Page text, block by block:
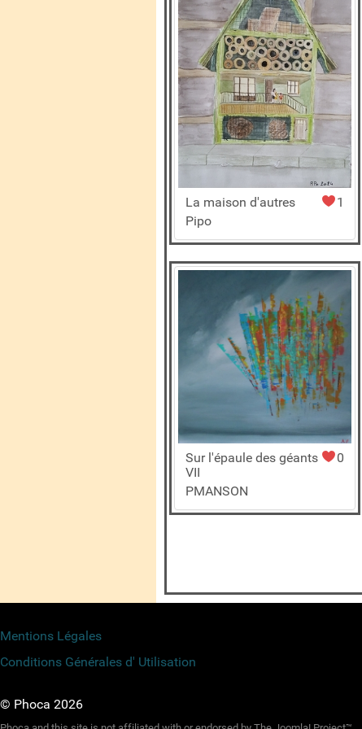
1
La maison d'autres
Pipo
0
Sur l'épaule des géants
VII
PMANSON
Mentions Légales
Conditions Générales d' Utilisation
© Phoca 2026